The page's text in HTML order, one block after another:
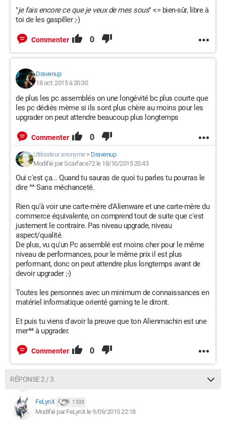
"je fais encore ce que je veux de mes sous" <= bien-sûr, libre à
toi de les gaspiller ;-)
Commenter 0
Dravenup
18 oct. 2015 à 20:30
de plus les pc assemblés on une longévité bc plus courte que
les pc dédiés mème si ils sont plus chère au moins pour les
upgrader on peut attendre beaucoup plus longtemps
Commenter 0
Utilisateur anonyme> Dravenup
Modifié par Scarface72 le 18/10/2015 20:43
Oui c'est ça... Quand tu sauras de quoi tu parles tu pourras le
dire ^^ Sans méchanceté.
Rien qu'à voir une carte-mère d'Alienware et une carte-mère du
commerce équivalente, on comprend tout de suite que c'est
justement le contraire. Pas niveau upgrade, niveau
aspect/qualité.
De plus, vu qu'un Pc assemblé est moins cher pour le même
niveau de performances, pour le même prix il est plus
performant, donc on peut attendre plus longtemps avant de
devoir upgrader ;-)
Toutes les personnes avec un minimum de connaissances en
matériel informatique orienté gaming te le diront.
Et puis tu viens d'avoir la preuve que ton Alienmachin est une
mer** à upgrader.
Commenter 0
RÉPONSE 2 / 3
FeLynX 1 538
Modifié par FeLynX le 9/09/2015 22:18